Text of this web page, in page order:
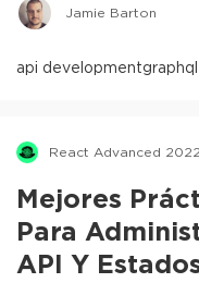
Jamie Barton
api developmentgraphql
React Advanced 2022
Mejores
Para
API Y